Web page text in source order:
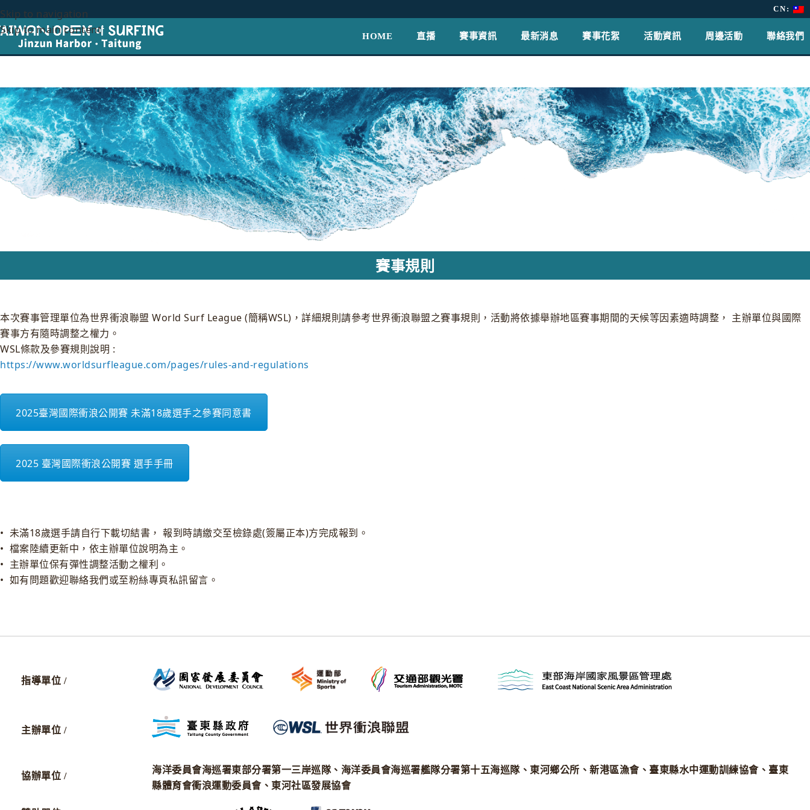
Skip to navigation
Skip to main content
CN:
HOME 直播 賽事資訊 最新消息 賽事花絮 活動資訊 周邊活動 聯絡我們
賽事規則
本次賽事管理單位為世界衝浪聯盟 World Surf League (簡稱WSL)，詳細規則請參考世界衝浪聯盟之賽事規則，活動將依據舉辦地區賽事期間的天候等因素適時調整， 主辦單位與國際
賽事方有隨時調整之權力。
WSL條款及參賽規則說明 :
https://www.worldsurfleague.com/pages/rules-and-regulations
2025臺灣國際衝浪公開賽 未滿18歲選手之參賽同意書
2025 臺灣國際衝浪公開賽 選手手冊
• 未滿18歲選手請自行下載切結書， 報到時請繳交至檢錄處(簽屬正本)方完成報到。
• 檔案陸續更新中，依主辦單位說明為主。
• 主辦單位保有彈性調整活動之權利。
• 如有問題歡迎聯絡我們或至粉絲專頁私訊留言。
指導單位 /
主辦單位 /
協辦單位 /
海洋委員會海巡署東部分署第一三岸巡隊、海洋委員會海巡署艦隊分署第十五海巡隊、東河鄉公所、新港區漁會、臺東縣水中運動訓練協會、臺東
縣體育會衝浪運動委員會、東河社區發展協會